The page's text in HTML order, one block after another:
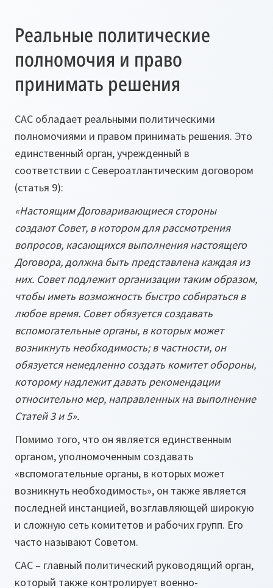
Реальные политические
полномочия и право
принимать решения
САС обладает реальными политическими
полномочиями и правом принимать решения. Это
единственный орган, учрежденный в
соответствии с Североатлантическим договором
(статья 9):
«Настоящим Договаривающиеся стороны
создают Совет, в котором для рассмотрения
вопросов, касающихся выполнения настоящего
Договора, должна быть представлена каждая из
них. Совет подлежит организации таким образом,
чтобы иметь возможность быстро собираться в
любое время. Совет обязуется создавать
вспомогательные органы, в которых может
возникнуть необходимость; в частности, он
обязуется немедленно создать комитет обороны,
которому надлежит давать рекомендации
относительно мер, направленных на выполнение
Статей 3 и 5».
Помимо того, что он является единственным
органом, уполномоченным создавать
«вспомогательные органы, в которых может
возникнуть необходимость», он также является
последней инстанцией, возглавляющей широкую
и сложную сеть комитетов и рабочих групп. Его
часто называют Советом.
САС – главный политический руководящий орган,
который также контролирует военно-